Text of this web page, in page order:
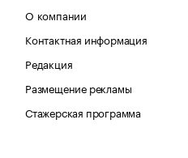
О компании
Контактная информация
Редакция
Размещение рекламы
Стажерская программа